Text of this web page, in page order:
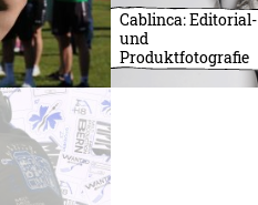
Cablinca: Editorial-
und
Produktfotografie